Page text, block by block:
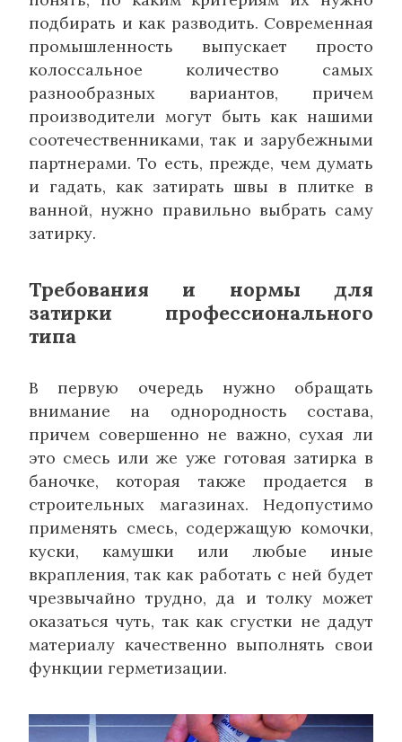
подбирать и как разводить. Современная
промышленность выпускает просто
колоссальное количество самых
разнообразных вариантов, причем
производители могут быть как нашими
соотечественниками, так и зарубежными
партнерами. То есть, прежде, чем думать
и гадать, как затирать швы в плитке в
ванной, нужно правильно выбрать саму
затирку.
Требования и нормы для
затирки профессионального
типа
В первую очередь нужно обращать
внимание на однородность состава,
причем совершенно не важно, сухая ли
это смесь или же уже готовая затирка в
баночке, которая также продается в
строительных магазинах. Недопустимо
применять смесь, содержащую комочки,
куски, камушки или любые иные
вкрапления, так как работать с ней будет
чрезвычайно трудно, да и толку может
оказаться чуть, так как сгустки не дадут
материалу качественно выполнять свои
функции герметизации.